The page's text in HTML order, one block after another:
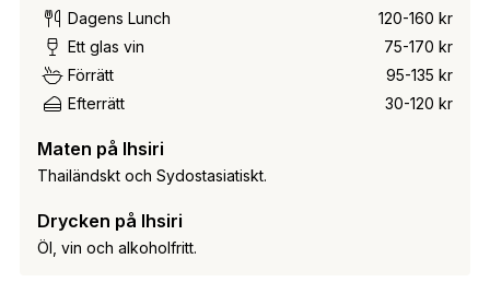
Dagens Lunch
120-160 kr
Ett glas vin
75-170 kr
Förrätt
95-135 kr
Efterrätt
30-120 kr
Maten på Ihsiri
Thailändskt och Sydostasiatiskt.
Drycken på Ihsiri
Öl, vin och alkoholfritt.